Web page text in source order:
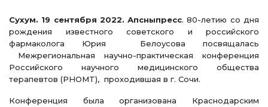
Сухум. 19 сентября 2022. Апсныпресс. 80-летию со дня
рождения известного советского и российского
фармаколога Юрия Белоусова посвящалась
Межрегиональная научно-практическая конференция
Российского научного медицинского общества
терапевтов (PHOMT), проходившая в г. Сочи.
Конференция была организована Краснодарским